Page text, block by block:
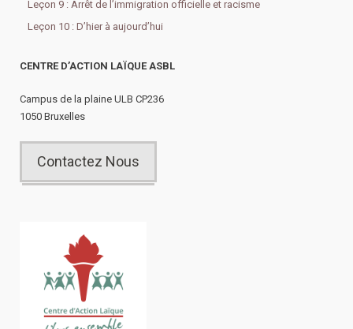
Leçon 9 : Arrêt de l’immigration officielle et racisme
Leçon 10 : D’hier à aujourd’hui
CENTRE D’ACTION LAÏQUE ASBL
Campus de la plaine ULB CP236
1050 Bruxelles
Contactez Nous